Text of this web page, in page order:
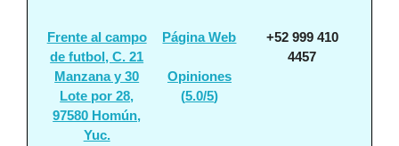
Frente al campo
de futbol, C. 21
Manzana y 30
Lote por 28,
97580 Homún,
Yuc.
Página Web
Opiniones
(5.0/5)
+52 999 410
4457